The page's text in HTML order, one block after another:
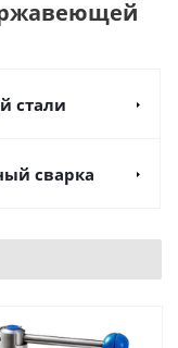
стали
сварка